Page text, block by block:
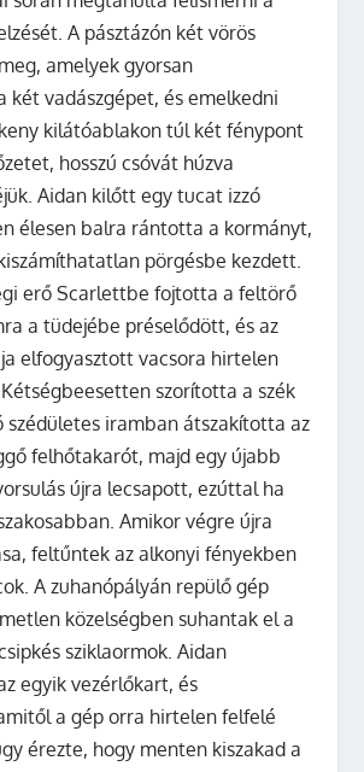
A pásztázón két vörös
amelyek gyorsan
két vadászgépet, és emelkedni
kilátóablakon túl két fénypont
hosszú csóvát húzva
Aidan kilőtt egy tucat izzó
élesen balra rántotta a kormányt,
pörgésbe kezdett.
erő Scarlettbe fojtotta a feltörő
a tüdejébe préselődött, és az
elfogyasztott vacsora hirtelen
szorította a szék
szédületes iramban átszakította az
felhőtakarót, majd egy újabb
újra lecsapott, ezúttal ha
Amikor végre újra
feltűntek az alkonyi fényekben
A zuhanópályán repülő gép
közelségben suhantak el a
sziklaormok. Aidan
egyik vezérlőkart, és
a gép orra hirtelen felfelé
érezte, hogy menten kiszakad a